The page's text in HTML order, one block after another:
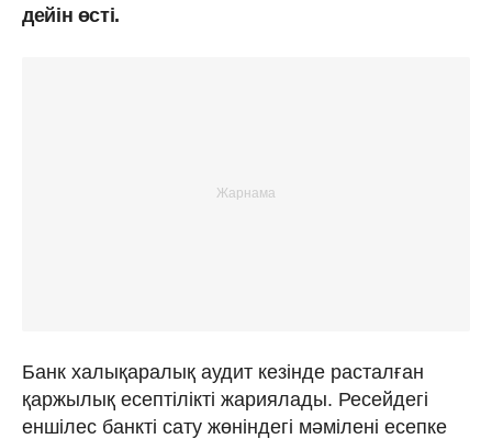
дейін өсті.
Банк халықаралық аудит кезінде расталған
қаржылық есептілікті жариялады. Ресейдегі
еншілес банкті сату жөніндегі мәмілені есепке